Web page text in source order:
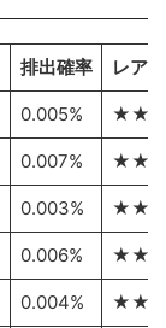
排出確率 レア度
0.005%
0.007%
0.003%
0.006%
0.004%